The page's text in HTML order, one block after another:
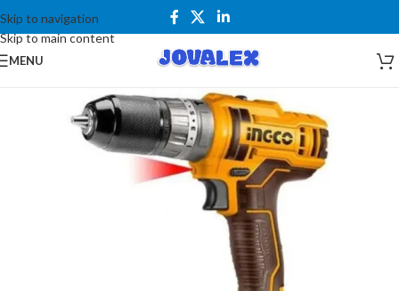
Skip to navigation
Skip to main content
MENU